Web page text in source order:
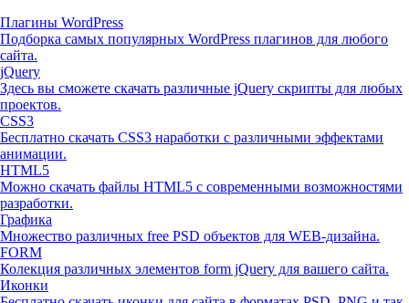
Плагины WordPress
Подборка самых популярных WordPress плагинов для любого
сайта.
jQuery
Здесь вы сможете скачать различные jQuery скрипты для любых
проектов.
CSS3
Бесплатно скачать CSS3 наработки с различными эффектами
анимации.
HTML5
Можно скачать файлы HTML5 с современными возможностями
разработки.
Графика
Множество различных free PSD объектов для WEB-дизайна.
FORM
Колекция различных элементов form jQuery для вашего сайта.
Иконки